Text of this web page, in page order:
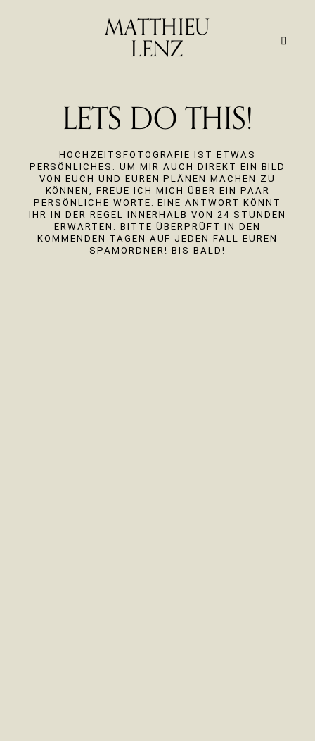
MATTHIEU
LENZ
LEISTUNG
PORTFOLIO
LETS DO THIS!
HOCHZEITSFOTOGRAFIE IST ETWAS
PERSÖNLICHES. UM MIR AUCH DIREKT EIN BILD
VON EUCH UND EUREN PLÄNEN MACHEN ZU
KÖNNEN, FREUE ICH MICH ÜBER EIN PAAR
PERSÖNLICHE WORTE. EINE ANTWORT KÖNNT
IHR IN DER REGEL INNERHALB VON 24 STUNDEN
ERWARTEN. BITTE ÜBERPRÜFT IN DEN
KOMMENDEN TAGEN AUF JEDEN FALL EUREN
SPAMORDNER! BIS BALD!